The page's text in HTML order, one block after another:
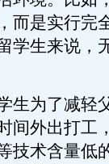
而是实行完
学生来说，
为了减轻
间外出打工
技术含量低